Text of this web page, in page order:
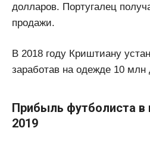
долларов. Португалец
продажи.
В 2018 году Криштиану
заработав на одежде 10 млн
Прибыль футболиста в
2019